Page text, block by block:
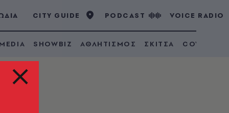
CITY GUIDE PODCAST VOICE RADIO
SHOWBIZ ΑΘΛΗΤΙΣΜΟΣ ΣΚΙΤΣΑ COVID 19